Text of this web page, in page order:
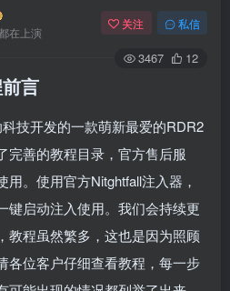
在上演
关注 私信
3467 12
前言
技开发的一款萌新最爱的RDR2
完善的教程目录，官方售后服
。使用官方Nitghtfall注入器，
键启动注入使用。我们会持续更
教程虽然繁多，这也是因为照顾
各位客户仔细查看教程，每一步